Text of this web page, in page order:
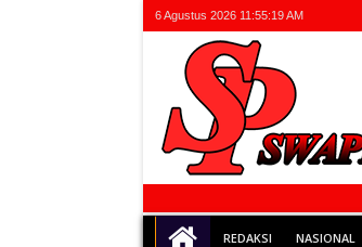
6 Agustus 2026 11:55:21 AM
REDAKSI NASIONAL